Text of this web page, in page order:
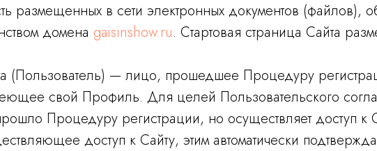
размещенных в сети электронных документов
домена gaisinshow.ru. Стартовая страница Сайта
(Пользователь) — лицо, прошедшее Процедуру
свой Профиль. Для целей Пользовательского
Процедуру регистрации, но осуществляет доступ к
доступ к Сайту, этим автоматически